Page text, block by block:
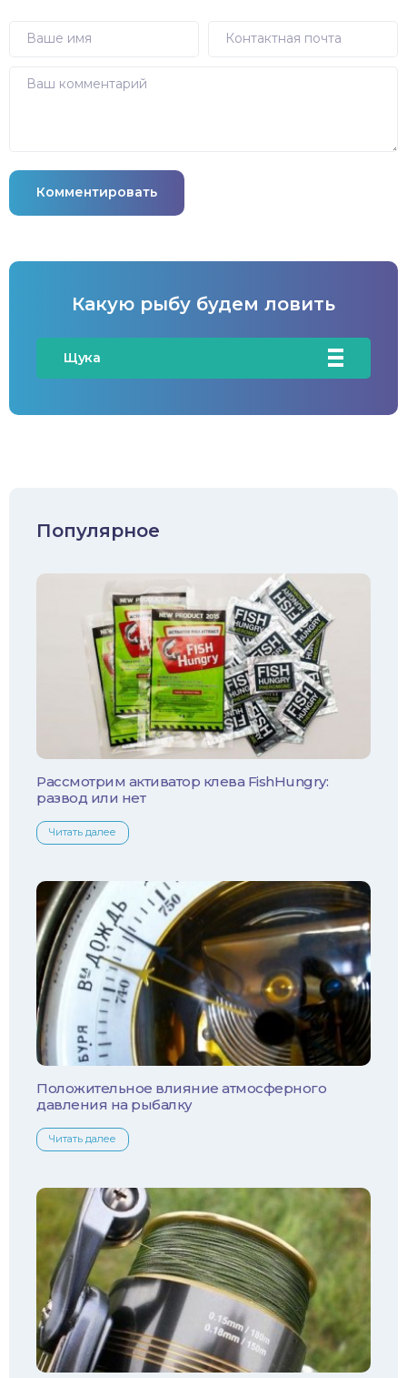
Комментировать
Какую рыбу будем ловить
Щука
Судак
Жерех
Плотва
Линь
Белый амур
Осетр
Ротан
Сом
Толстолобик
Уклейка
Форель
Хариус
Чехонь
Популярное
Рассмотрим активатор клева FishHungry:
развод или нет
Читать далее
Положительное влияние атмосферного
давления на рыбалку
Читать далее